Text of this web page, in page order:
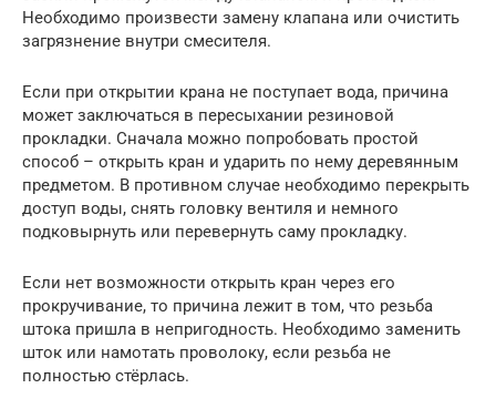
Необходимо произвести замену клапана или очистить
загрязнение внутри смесителя.
Если при открытии крана не поступает вода, причина
может заключаться в пересыхании резиновой
прокладки. Сначала можно попробовать простой
способ – открыть кран и ударить по нему деревянным
предметом. В противном случае необходимо перекрыть
доступ воды, снять головку вентиля и немного
подковырнуть или перевернуть саму прокладку.
Если нет возможности открыть кран через его
прокручивание, то причина лежит в том, что резьба
штока пришла в непригодность. Необходимо заменить
шток или намотать проволоку, если резьба не
полностью стёрлась.